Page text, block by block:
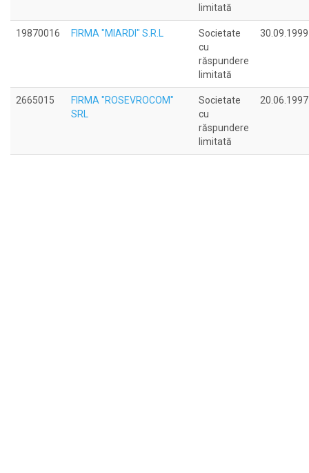
limitată
19870016 FIRMA "MIARDI" S.R.L
Societate
cu
răspundere
limitată
30.09.1999
2665015
FIRMA "ROSEVROCOM"
SRL
Societate
cu
răspundere
limitată
20.06.1997